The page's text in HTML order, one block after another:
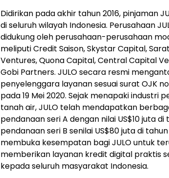
Didirikan pada akhir tahun 2016, pinjaman
di seluruh wilayah Indonesia. Perusahaan
didukung oleh perusahaan-perusahaan
meliputi Credit Saison, Skystar Capital,
Ventures, Quona Capital, Central Capital
Gobi Partners. JULO secara resmi
penyelenggara layanan sesuai surat OJK
pada 19 Mei 2020. Sejak menapaki industri
tanah air, JULO telah mendapatkan
pendanaan seri A dengan nilai US$10 juta di
pendanaan seri B senilai US$80 juta di
membuka kesempatan bagi JULO untuk
memberikan layanan kredit digital praktis
kepada seluruh masyarakat Indonesia.